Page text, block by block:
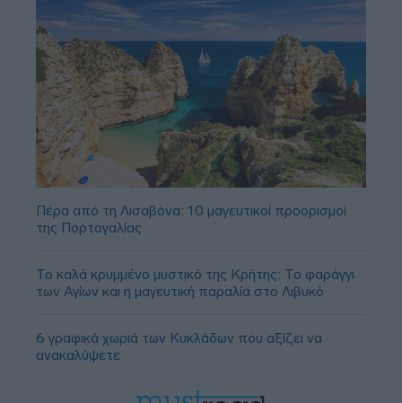
Πέρα από τη Λισαβόνα: 10 μαγευτικοί προορισμοί
της Πορτογαλίας
Το καλά κρυμμένο μυστικό της Κρήτης: Το φαράγγι
των Αγίων και η μαγευτική παραλία στο Λιβυκό
6 γραφικά χωριά των Κυκλάδων που αξίζει να
ανακαλύψετε